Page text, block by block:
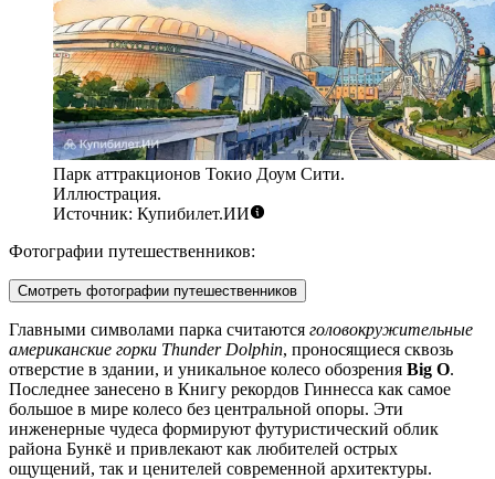
Парк аттракционов Токио Доум Сити.
Иллюстрация.
Источник: Купибилет.ИИ
Фотографии путешественников:
Смотреть фотографии путешественников
Главными символами парка считаются головокружительные
американские горки Thunder Dolphin, проносящиеся сквозь
отверстие в здании, и уникальное колесо обозрения Big O.
Последнее занесено в Книгу рекордов Гиннесса как самое
большое в мире колесо без центральной опоры. Эти
инженерные чудеса формируют футуристический облик
района Бункё и привлекают как любителей острых
ощущений, так и ценителей современной архитектуры.